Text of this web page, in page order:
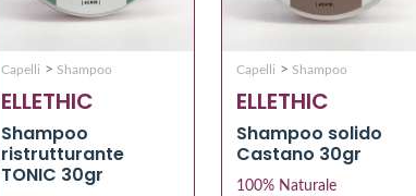
Capelli > Shampoo
ELLETHIC
Shampoo
ristrutturante
TONIC 30gr
Capelli > Shampoo
ELLETHIC
Shampoo solido
Castano 30gr
100% Naturale